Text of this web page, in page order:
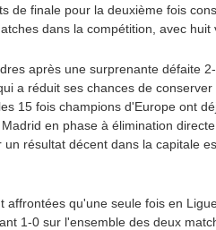
de finale pour la deuxième fois
dans la compétition, avec huit
après une surprenante défaite
a réduit ses chances de
15 fois champions d'Europe ont
en phase à élimination
résultat décent dans la capitale
affrontées qu'une seule fois en
1-0 sur l'ensemble des deux